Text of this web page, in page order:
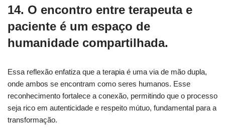
14. O encontro entre terapeuta e
paciente é um espaço de
humanidade compartilhada.
Essa reflexão enfatiza que a terapia é uma via de mão dupla,
onde ambos se encontram como seres humanos. Esse
reconhecimento fortalece a conexão, permitindo que o processo
seja rico em autenticidade e respeito mútuo, fundamental para a
transformação.